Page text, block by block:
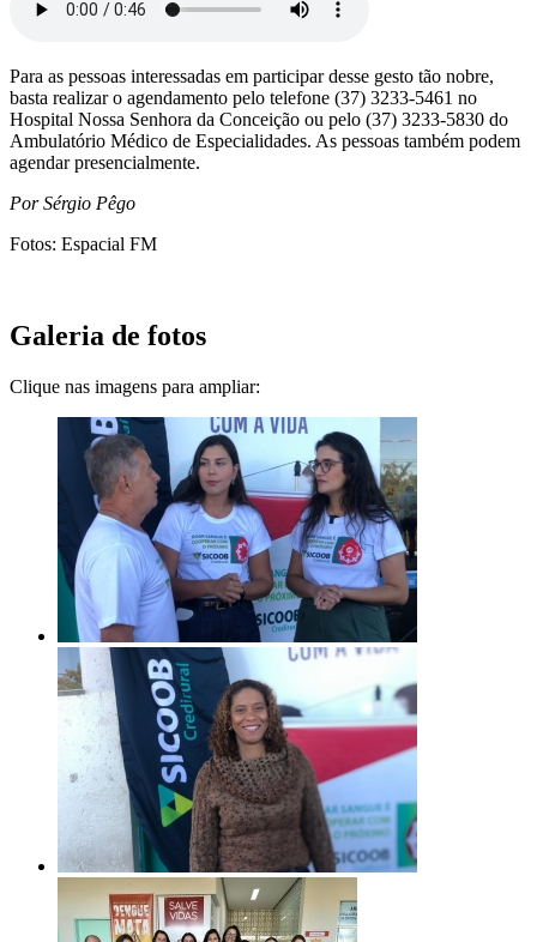
Para as pessoas interessadas em participar desse gesto tão nobre,
basta realizar o agendamento pelo telefone (37) 3233-5461 no
Hospital Nossa Senhora da Conceição ou pelo (37) 3233-5830 do
Ambulatório Médico de Especialidades. As pessoas também podem
agendar presencialmente.
Por Sérgio Pêgo
Fotos: Espacial FM
Galeria de fotos
Clique nas imagens para ampliar: